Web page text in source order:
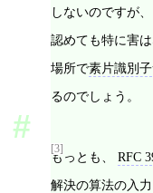
しないのですが
認めても特に害
場所で素片識別子
るのでしょう。
[3]
もっとも、 RFC
解決の算法の入